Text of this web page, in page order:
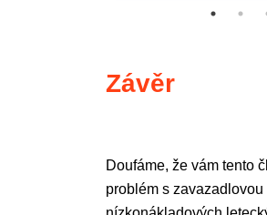
Závěr
Doufáme, že vám tento
problém s